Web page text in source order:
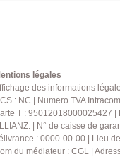
sa chambre. Idéal pour recevoir de la famille ou des amis ou un
revenu locatif. Vous apprécierez le calme du secteur pavillonnaire,
les extérieures
pour vous reposer. N'hésitez pas à nous contacter pour une visite,
AP : 01 34 34 39 29
légales
des informations
: NC | Numero TVA
T : 95012018000025427
| N° de caisse de
: 0000-00-00 | Lieu
du médiateur : CGL |